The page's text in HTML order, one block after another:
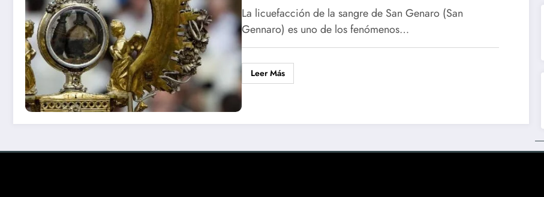
La licuefacción de la sangre de San Genaro (San
Gennaro) es uno de los fenómenos…
Leer Más